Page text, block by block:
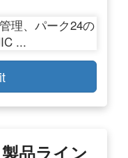
品ライン